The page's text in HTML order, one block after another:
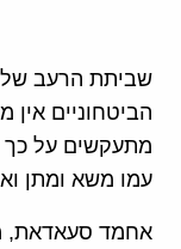
שביתת הרעב של
הביטחוניים
מתעקשים על כך
עמו משא ומתן
אחמד סעאדאת,